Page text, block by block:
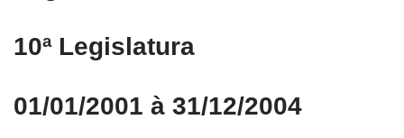
10ª Legislatura
01/01/2001 à 31/12/2004